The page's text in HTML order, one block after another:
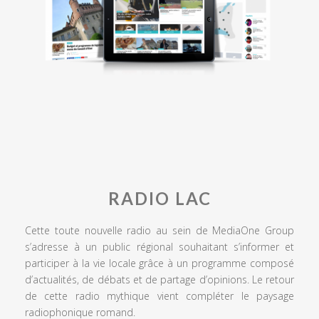
RADIO LAC
Cette toute nouvelle radio au sein de MediaOne Group
s’adresse à un public régional souhaitant s’informer et
participer à la vie locale grâce à un programme composé
d’actualités, de débats et de partage d’opinions. Le retour
de cette radio mythique vient compléter le paysage
radiophonique romand.